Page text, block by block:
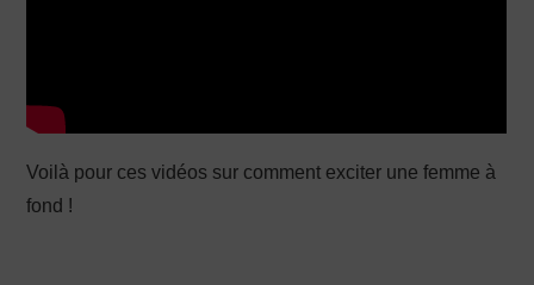
Voilà pour ces vidéos sur comment exciter une femme à
fond !